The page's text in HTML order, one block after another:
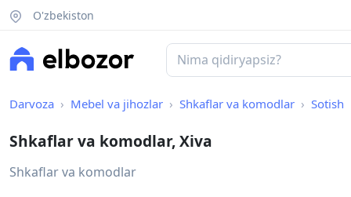
O'zbekiston
Darvoza Mebel va jihozlar Shkaflar va komodlar Sotish
Shkaflar va komodlar, Xiva
Shkaflar va komodlar